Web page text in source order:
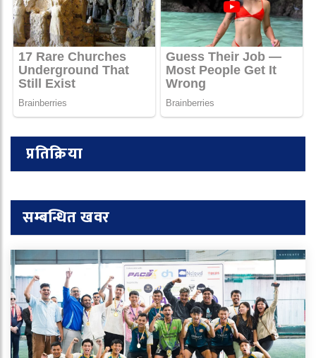
प्रतिक्रिया
सम्बन्धित खवर